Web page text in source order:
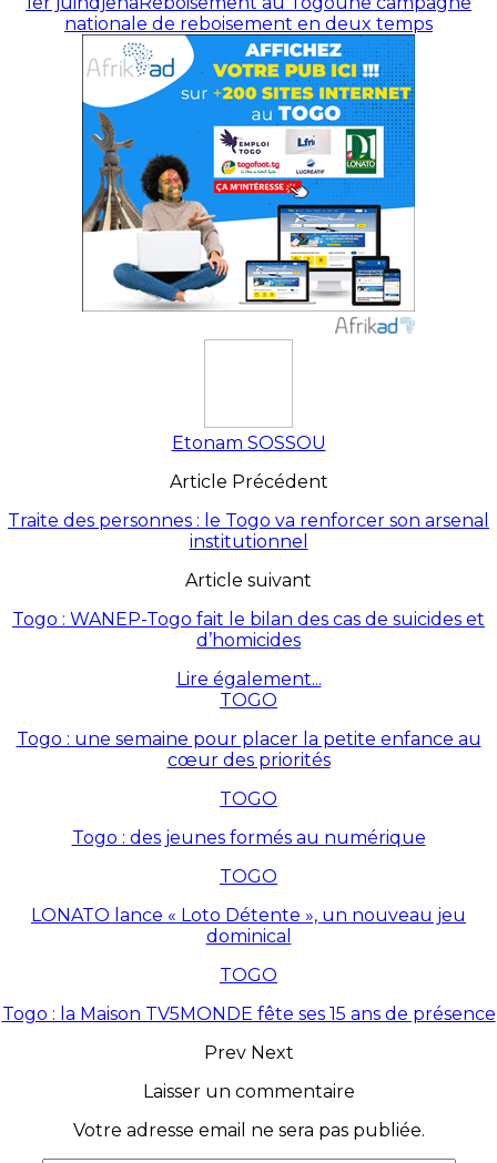
nationale de reboisement en deux temps
Etonam SOSSOU
Article Précédent
Traite des personnes : le Togo va renforcer son arsenal
institutionnel
Article suivant
Togo : WANEP-Togo fait le bilan des cas de suicides et
d’homicides
Lire également...
TOGO
Togo : une semaine pour placer la petite enfance au
cœur des priorités
TOGO
Togo : des jeunes formés au numérique
TOGO
LONATO lance « Loto Détente », un nouveau jeu
dominical
TOGO
Togo : la Maison TV5MONDE fête ses 15 ans de présence
Prev Next
Laisser un commentaire
Votre adresse email ne sera pas publiée.